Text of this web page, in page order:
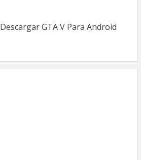
Descargar GTA V Para Android